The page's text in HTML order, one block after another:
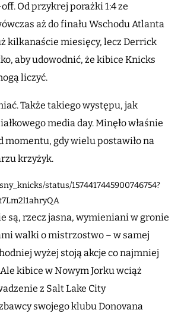
Od przykrej porażki 1:4 ze
aż do finału Wschodu Atlanta
kilkanaście miesięcy, lecz Derrick
aby udowodnić, że kibice Knicks
liczyć.
Także takiego występu, jak
media day. Minęło właśnie
momentu, gdy wielu postawiło na
krzyżyk.
status/1574417445900746754?
są, rzecz jasna, wymieniani w gronie
walki o mistrzostwo – w samej
wyżej stoją akcje co najmniej
kibice w Nowym Jorku wciąż
z Salt Lake City
swojego klubu Donovana